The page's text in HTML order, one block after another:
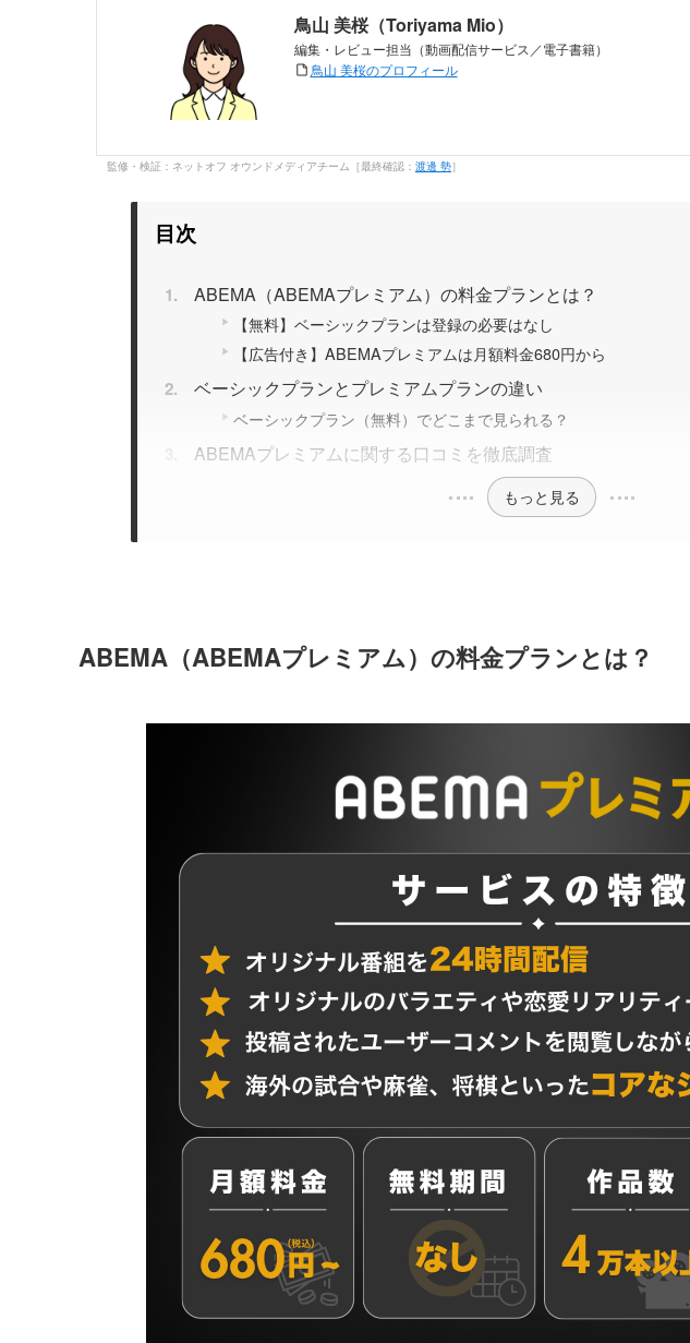
鳥山 美桜（Toriyama Mio）
編集・レビュー担当（動画配信サービス／電子書籍）
鳥山 美桜のプロフィール
監修・検証：ネットオフ オウンドメディアチーム［最終確認： 渡邊 勢］
目次
ABEMA（ABEMAプレミアム）の料金プランとは？
【無料】ベーシックプランは登録の必要はなし
【広告付き】ABEMAプレミアムは月額料金680円から
ベーシックプランとプレミアムプランの違い
ベーシックプラン（無料）でどこまで見られる？
ABEMAプレミアムに関する口コミを徹底調査
もっと見る
ABEMA（ABEMAプレミアム）の料金プランとは？